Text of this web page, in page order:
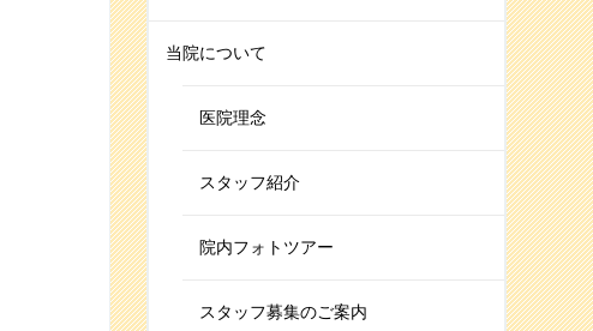
当院について
医院理念
スタッフ紹介
院内フォトツアー
スタッフ募集のご案内